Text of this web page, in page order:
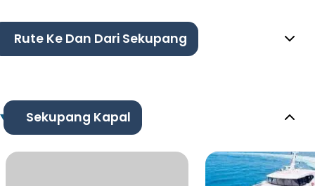
Rute Ke Dan Dari Sekupang
Sekupang Kapal